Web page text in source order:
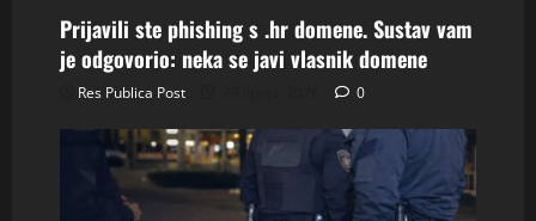
Prijavili ste phishing s .hr domene. Sustav vam
je odgovorio: neka se javi vlasnik domene
Res Publica Post 0